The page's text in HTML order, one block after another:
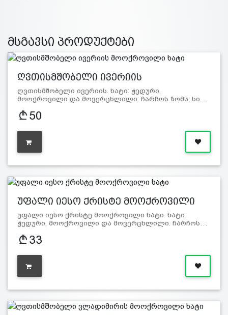
მსგავსი პროდუქტები
ღვთისმშობელი ივერიის
ღვთისმშობელი ივერიის. ხატი: ჭედური,
მოოქროვილი და მოვერცხლილი. ჩარჩოს ზომა: სი…
50
უფალი იესო ქრისტე მოოქროვილი
უფალი იესო ქრისტე მოოქროვილი ხატი. ხატი:
ჭედური, მოოქროვილი და მოვერცხლილი. ჩარჩოს…
33